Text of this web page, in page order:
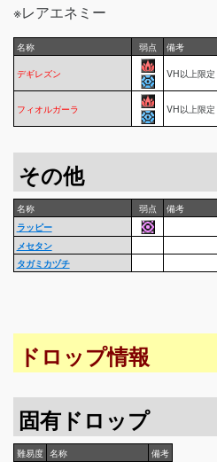
※レアエネミー
名称 弱点
備考
デギレズン
VH以上限定
フィオルガーラ VH以上限定
その他
名称 弱点
備考
ラッピー
メセタン
タガミカヅチ
ドロップ情報
固有ドロップ
難易度 名称
備考